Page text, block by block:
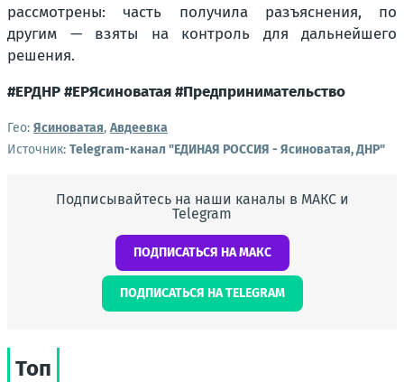
рассмотрены: часть получила разъяснения, по
другим — взяты на контроль для дальнейшего
решения.
#ЕРДНР #ЕРЯсиноватая #Предпринимательство
Гео: Ясиноватая, Авдеевка
Источник: Telegram-канал "ЕДИНАЯ РОССИЯ - Ясиноватая, ДНР"
Подписывайтесь на наши каналы в МАКС и
Telegram
ПОДПИСАТЬСЯ НА МАКС
ПОДПИСАТЬСЯ НА TELEGRAM
Топ